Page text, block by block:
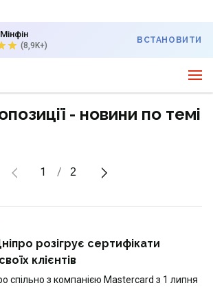
(8,9K+)
ВСТАНОВИТИ
- новини по темі
1 2
розігрує сертифікати
клієнтів
спільно з компанією Mastercard з 1 липня